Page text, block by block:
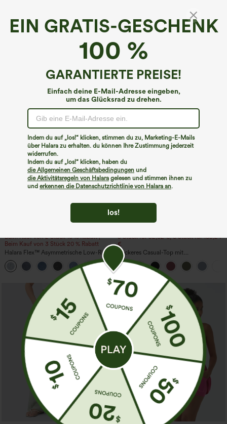
EIN GRATIS-GESCHENK
100 %
GARANTIERTE PREISE!
Einfach deine E-Mail-Adresse eingeben,
um das Glücksrad zu drehen.
Indem du auf „los!“ klicken, stimmen du zu, Marketing-E-Mails
über Halara zu erhalten. du können Ihre Zustimmung jederzeit
widerrufen.
Indem du auf „los!“ klicken, haben du
die Allgemeinen Geschäftsbedingungen und
die Aktivitätsregeln von Halara gelesen und stimmen ihnen zu
und erkennen die Datenschutzrichtlinie von Halara an.
los!
€44,95 EUR
€49,95 EUR
Kaufen Sie 2 Stück für 61,54 € oder 4
Lässige Jeans mit mittlerer Bundhöhe,
€35,95 EUR
Kaufe 2, erhalte 1 gratis
High Waisted Side Pocket Straight Leg
Work Pants
Beim Kauf von 2 Stück 10 % Rabatt |
Beim Kauf von 3 Stück 20 % Rabatt
Halara Flex™ Asymmetrische Low-Rise-
Jeans mit Reißverschlusstaschen,
Baggy-Stil, weitem Bein, gewaschen,
lässig
+5
3 Stück für 52,62 €, 6 Stück für 105,24
€
Lockeres Casual-Top mit
Rundhalsausschnitt und
Fledermausärmeln